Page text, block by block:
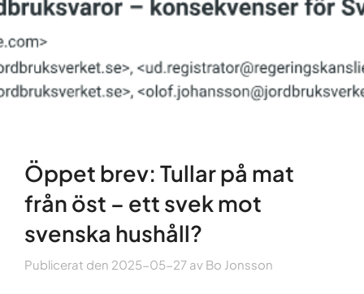
Öppet brev: Tullar på mat
från öst – ett svek mot
svenska hushåll?
Publicerat den 2025-05-27 av Bo Jonsson